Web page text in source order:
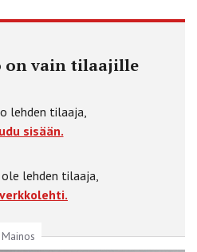
on vain tilaajille
lehden tilaaja,
sisään.
lehden tilaaja,
Mainos